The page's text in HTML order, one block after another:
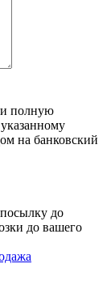
полную
на банковский
до
до вашего